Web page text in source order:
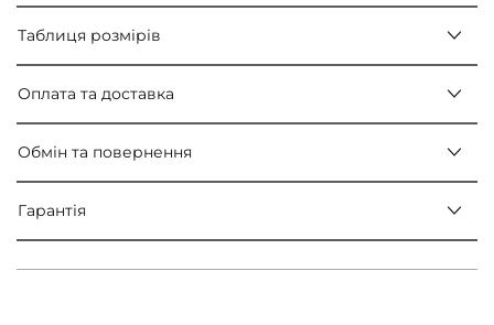
Таблиця розмірів
Оплата та доставка
Обмін та повернення
Гарантія